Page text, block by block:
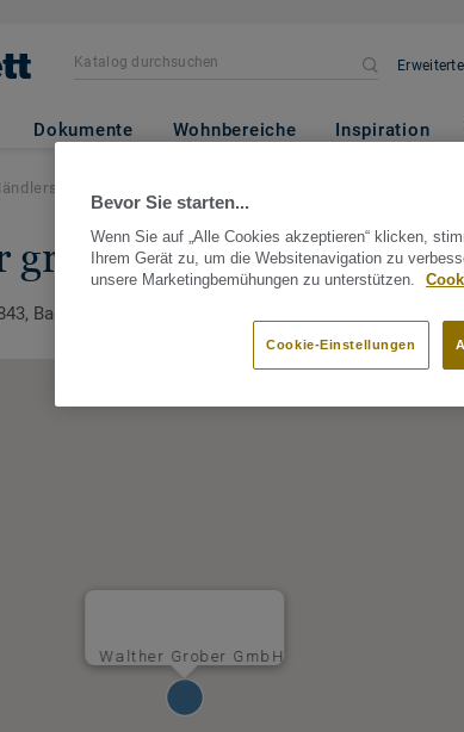
Dokumente Wohnbereiche Inspiration
grober gmbh
Bad Oldesloe, Schleswig-Holstein, Germany
Walther Grober GmbH
Bevor Sie starten...
Wenn Sie auf „Alle Cookies akzeptieren“ klicken,
Ihrem Gerät zu, um die Websitenavigation zu
unsere Marketingbemühungen zu unterstützen.
Cookie-Einstellungen